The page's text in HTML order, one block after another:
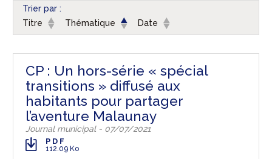
Trier par :
Titre
Thématique Date
CP : Un hors-série « spécial
transitions » diffusé aux
habitants pour partager
l’aventure Malaunay
Journal municipal - 07/07/2021
PDF
112.09 Ko